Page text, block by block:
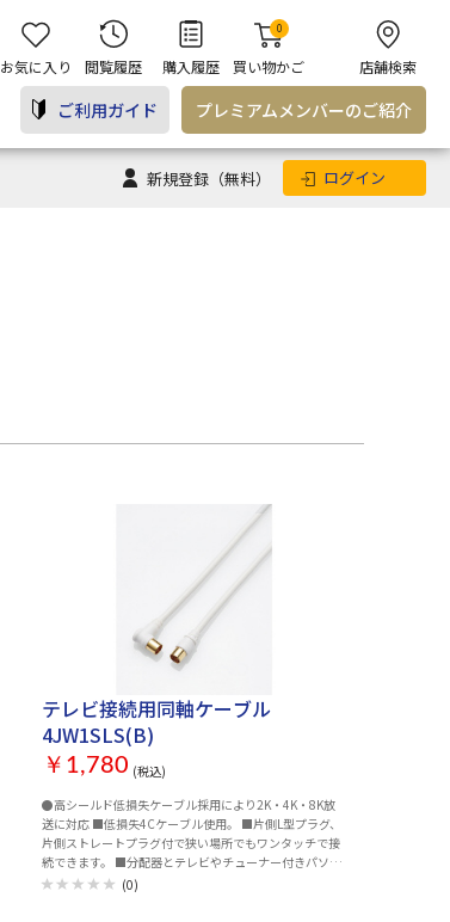
お気に入り 閲覧履歴 購入履歴 買い物かご
0
店舗検索
ご利用ガイド プレミアム メンバーのご紹介
新規登録 （無料） ログイン
テレビ接続用同軸ケーブル
4JW1SLS(B)
￥1,780 (税込)
●高シールド低損失ケーブル採用により2K・4K・8K放
送に対応 ■低損失4Cケーブル使用。 ■片側L型プラグ、
片側ストレートプラグ付で狭い場所でもワンタッチで接
続できます。 ■分配器とテレビやチューナー付きパソコ
ンなどの接続にお勧めです。 ■シールドプラグ採用だか
(0)